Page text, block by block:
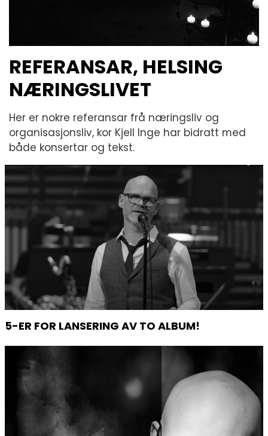
REFERANSAR, HELSING
NÆRINGSLIVET
Her er nokre referansar frå næringsliv og
organisasjonsliv, kor Kjell Inge har bidratt med
både konsertar og tekst.
5-ER FOR LANSERING AV TO ALBUM!